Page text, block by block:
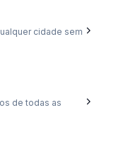
cidade sem
de todas as